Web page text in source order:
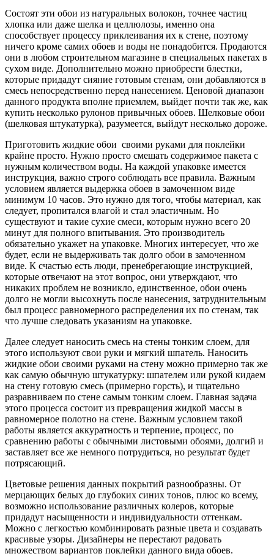
Состоят эти обои из натуральных волокон, точнее частиц
хлопка или даже шелка и целлюлозы, именно она
способствует процессу приклеивания их к стене, поэтому
ничего кроме самих обоев и воды не понадобится. Продаются
они в любом строительном магазине в специальных пакетах в
сухом виде. Дополнительно можно приобрести блестки,
которые придадут сияние готовым стенам, они добавляются в
смесь непосредственно перед нанесением. Ценовой диапазон
данного продукта вполне приемлем, выйдет почти так же, как
купить несколько рулонов привычных обоев. Шелковые обои
(шелковая штукатурка), разумеется, выйдут несколько дороже.
Приготовить жидкие обои своими руками для поклейки
крайне просто. Нужно просто смешать содержимое пакета с
нужным количеством воды. На каждой упаковке имеется
инструкция, важно строго соблюдать все правила. Важным
условием является выдержка обоев в замоченном виде
минимум 10 часов. Это нужно для того, чтобы материал, как
следует, пропитался влагой и стал эластичным. Но
существуют и такие сухие смеси, которым нужно всего 20
минут для полного впитывания. Это производитель
обязательно укажет на упаковке. Многих интересует, что же
будет, если не выдерживать так долго обои в замоченном
виде. К счастью есть люди, пренебрегающие инструкцией,
которые отвечают на этот вопрос, они утверждают, что
никаких проблем не возникло, единственное, обои очень
долго не могли высохнуть после нанесения, затруднительным
был процесс равномерного распределения их по стенам, так
что лучше следовать указаниям на упаковке.
Далее следует наносить смесь на стены тонким слоем, для
этого используют свои руки и мягкий шпатель. Наносить
жидкие обои своими руками на стену можно примерно так же
как самую обычную штукатурку: шпателем или рукой кидаем
на стену готовую смесь (примерно горсть), и тщательно
разравниваем по стене самым тонким слоем. Главная задача
этого процесса состоит из превращения жидкой массы в
равномерное полотно на стене. Важным условием такой
работы является аккуратность и терпение, процесс, по
сравнению работы с обычными листовыми обоями, долгий и
заставляет все же немного потрудиться, но результат будет
потрясающий.
Цветовые решения данных покрытий разнообразны. От
мерцающих белых до глубоких синих тонов, плюс ко всему,
возможно использование различных колеров, которые
придадут насыщенности и индивидуальности оттенкам.
Можно с легкостью комбинировать разные цвета и создавать
красивые узоры. Дизайнеры не перестают радовать
множеством вариантов поклейки данного вида обоев.